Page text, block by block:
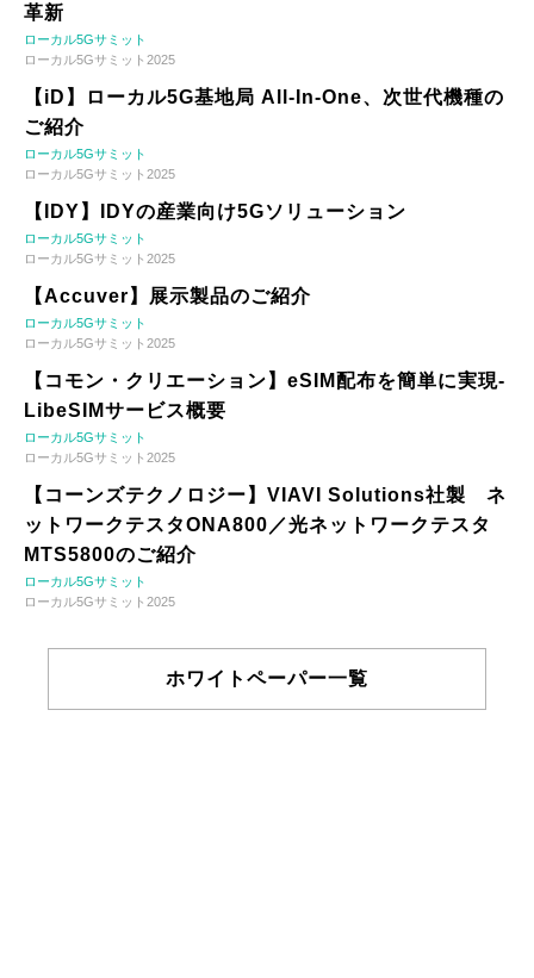
革新
ローカル5Gサミット
ローカル5Gサミット2025
【iD】ローカル5G基地局 All-In-One、次世代機種の
ご紹介
ローカル5Gサミット
ローカル5Gサミット2025
【IDY】IDYの産業向け5Gソリューション
ローカル5Gサミット
ローカル5Gサミット2025
【Accuver】展示製品のご紹介
ローカル5Gサミット
ローカル5Gサミット2025
【コモン・クリエーション】eSIM配布を簡単に実現-
LibeSIMサービス概要
ローカル5Gサミット
ローカル5Gサミット2025
【コーンズテクノロジー】VIAVI Solutions社製 ネ
ットワークテスタONA800／光ネットワークテスタ
MTS5800のご紹介
ローカル5Gサミット
ローカル5Gサミット2025
ホワイトペーパー一覧